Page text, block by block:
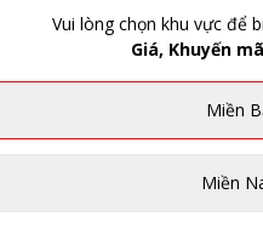
Vui lòng chọn khu vực để
Giá, Khuyến
Miền
Miền